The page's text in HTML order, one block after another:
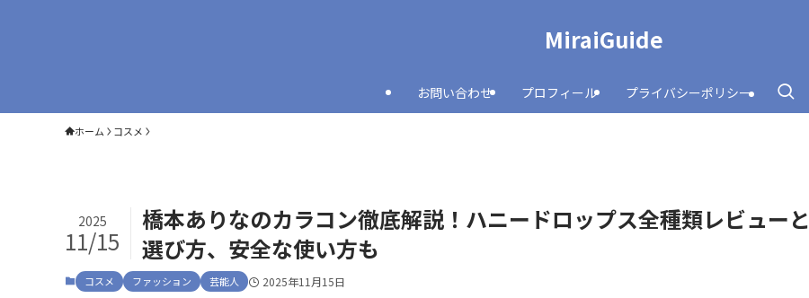
MiraiGuide
お問い合わせ プロフィール プライバシーポリシー
ホーム コスメ
橋本ありなのカラコン徹底解説！ハニードロップス全種類レビューと
選び方、安全な使い方も
2025
11/15
コスメ ファッション 芸能人 2025年11月15日